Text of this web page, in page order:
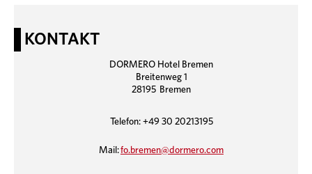
KONTAKT
DORMERO Hotel Bremen
Breitenweg 1
28195 Bremen
Telefon: +49 30 20213195
Mail:fo.bremen@dormero.com